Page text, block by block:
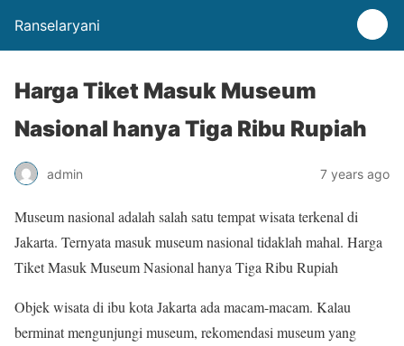
Ranselaryani
Harga Tiket Masuk Museum
Nasional hanya Tiga Ribu Rupiah
admin 7 years ago
Museum nasional adalah salah satu tempat wisata terkenal di
Jakarta. Ternyata masuk museum nasional tidaklah mahal. Harga
Tiket Masuk Museum Nasional hanya Tiga Ribu Rupiah
Objek wisata di ibu kota Jakarta ada macam-macam. Kalau
berminat mengunjungi museum, rekomendasi museum yang